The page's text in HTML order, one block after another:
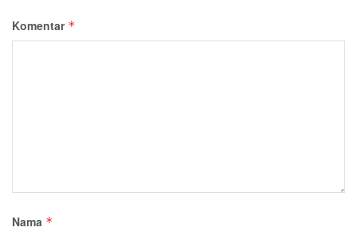
Komentar *
Nama *